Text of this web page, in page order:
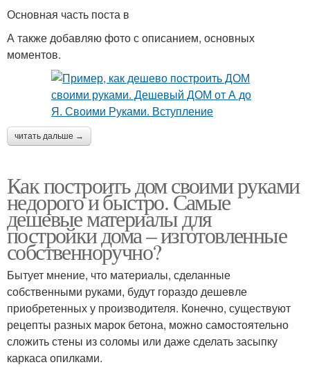
Основная часть поста в
А также добавляю фото с описанием, основных
моментов.
читать дальше →
Как построить дом своими руками
недорого и быстро. Самые
дешевые материалы для
постройки дома – изготовленные
собственноручно?
Бытует мнение, что материалы, сделанные
собственными руками, будут гораздо дешевле
приобретенных у производителя. Конечно, существуют
рецепты разных марок бетона, можно самостоятельно
сложить стены из соломы или даже сделать засыпку
каркаса опилками.